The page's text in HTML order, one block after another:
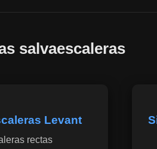
salvaescaleras
Levant
rectas